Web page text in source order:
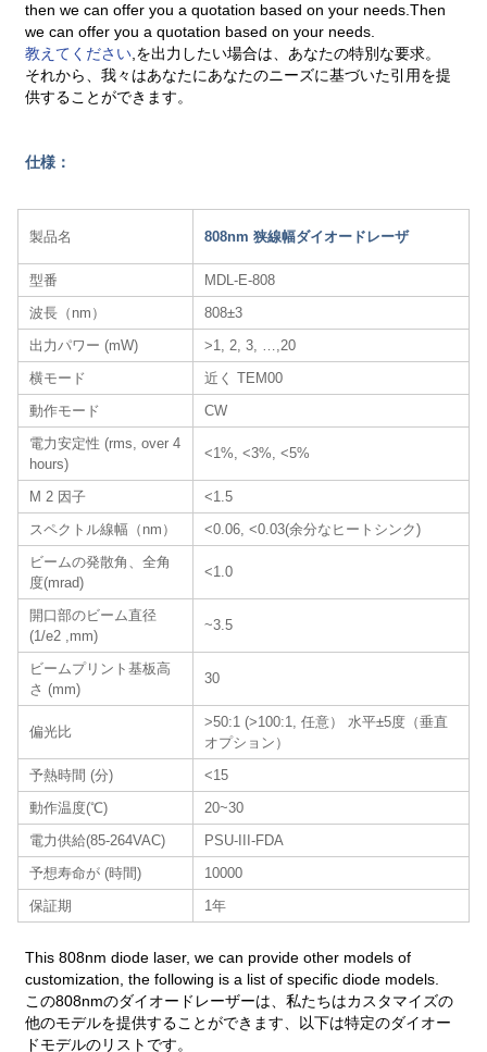
then we can offer you a quotation based on your needs.Then
we can offer you a quotation based on your needs.
教えてください ,を出力したい場合は、あなたの特別な要求。
それから、我々はあなたにあなたのニーズに基づいた引用を提
供することができます。
仕様：
製品名 808nm 狭線幅ダイオードレーザ
型番
MDL-E-808
波長（nm）
808±3
出力パワー (mW)
>1, 2, 3, …,20
横モード
近く TEM00
動作モード
CW
電力安定性 (rms, over 4
hours)
<1%, <3%, <5%
M 2 因子
<1.5
スペクトル線幅（nm）
<0.06, <0.03(余分なヒートシンク)
ビームの発散角、全角
度(mrad)
<1.0
開口部のビーム直径
(1/e2 ,mm)
~3.5
ビームプリント基板高
さ (mm)
30
偏光比
>50:1 (>100:1, 任意） 水平±5度（垂直
オプション）
予熱時間 (分)
<15
動作温度(℃)
20~30
電力供給(85-264VAC)
PSU-III-FDA
予想寿命が (時間)
10000
保証期
1年
This 808nm diode laser, we can provide other models of
customization, the following is a list of specific diode models.
この808nmのダイオードレーザーは、私たちはカスタマイズの
他のモデルを提供することができます、以下は特定のダイオー
ドモデルのリストです。